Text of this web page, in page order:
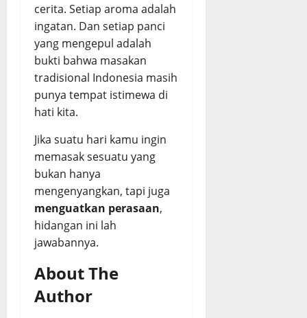
cerita. Setiap aroma adalah
ingatan. Dan setiap panci
yang mengepul adalah
bukti bahwa masakan
tradisional Indonesia masih
punya tempat istimewa di
hati kita.
Jika suatu hari kamu ingin
memasak sesuatu yang
bukan hanya
mengenyangkan, tapi juga
menguatkan perasaan,
hidangan ini lah
jawabannya.
About The
Author